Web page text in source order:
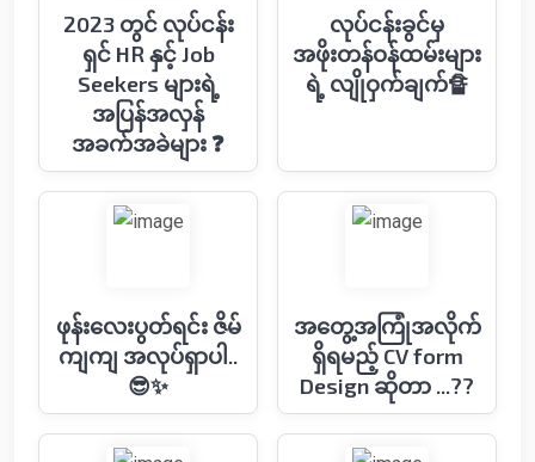
2023 တွင် လုပ်ငန်း
ရှင် HR နှင့် Job
Seekers များရဲ့
အပြန်အလှန်
အခက်အခဲများ ❓
လုပ်ငန်းခွင်မှ
အဖိုးတန်ဝန်ထမ်းများ
ရဲ့ လျိုဝှက်ချက်🔏
ဖုန်းလေးပွတ်ရင်း ဇိမ်
ကျကျ အလုပ်ရှာပါ..
😎✨
အတွေ့အကြုံအလိုက်
ရှိရမည့် CV form
Design ဆိုတာ ...??